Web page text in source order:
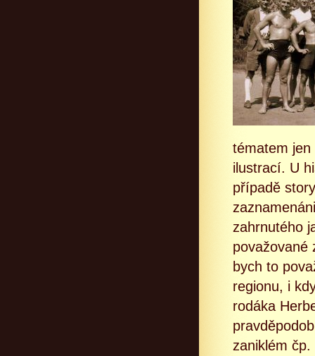
tématem jen
ilustrací. U
případě
zahrnutého
považované
bych to
regionu, i
rodáka
zaniklém čp.